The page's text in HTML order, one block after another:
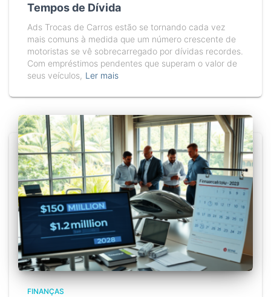
Tempos de Dívida
Ads Trocas de Carros estão se tornando cada vez
mais comuns à medida que um número crescente de
motoristas se vê sobrecarregado por dívidas recordes.
Com empréstimos pendentes que superam o valor de
seus veículos, Ler mais
FINANÇAS